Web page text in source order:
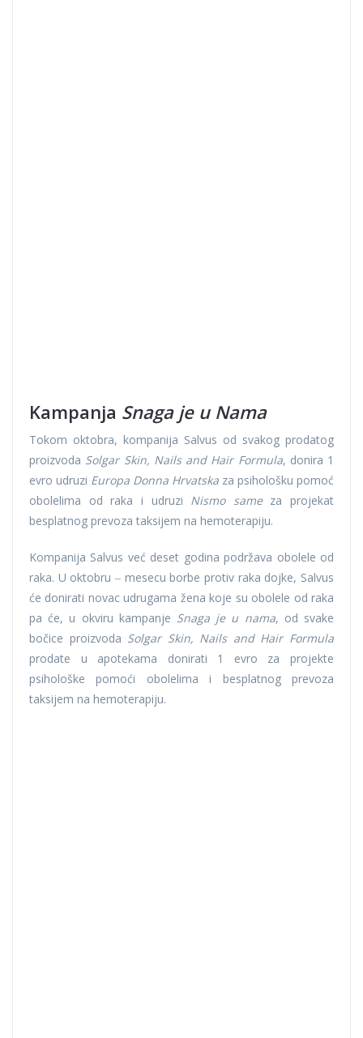
Kampanja Snaga je u Nama
Tokom oktobra, kompanija Salvus od svakog prodatog
proizvoda Solgar Skin, Nails and Hair Formula, donira 1
evro udruzi Europa Donna Hrvatska za psihološku pomoć
obolelima od raka i udruzi Nismo sameza projekat
besplatnog prevoza taksijem na hemoterapiju.
Kompanija Salvus već deset godina podržava obolele od
raka. U oktobru ‒ mesecu borbe protiv raka dojke, Salvus
će donirati novac udrugama žena koje su obolele od raka
pa će, u okviru kampanje Snaga je u nama, od svake
bočice proizvoda Solgar Skin, Nails and Hair Formula
prodate u apotekama donirati 1 evro za projekte
psihološke pomoći obolelima i besplatnog prevoza
taksijem na hemoterapiju.